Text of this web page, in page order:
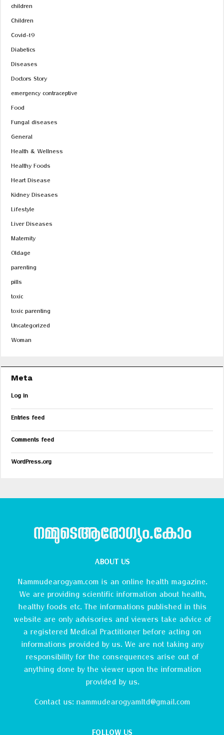
children
Children
Covid-19
Diabetics
Diseases
Doctors Story
emergency contraceptive
Food
Fungal diseases
General
Health & Wellness
Healthy Foods
Heart Disease
Kidney Diseases
Lifestyle
Liver Diseases
Maternity
Oldage
parenting
pills
toxic
toxic parenting
Uncategorized
Woman
Meta
Log in
Entries feed
Comments feed
WordPress.org
നമ്മുടെആരോഗ്യം.കോം
ABOUT US
Nammudearogyam.com is an online health magazine.
We are providing scientific information about health,
healthy foods etc. The informations published in this
website are only advisories and viewers take advice of
a registered Medical Practitioner before acting on
informations provided by us. We are not taking any
responsibility for the consequences arise out of
anything done by the viewer upon the information
provided by us.
Contact us: nammudearogyamltd@gmail.com